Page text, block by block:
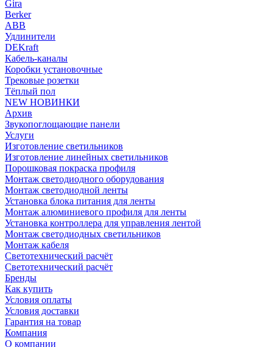
Gira
Berker
ABB
Удлинители
DEKraft
Кабель-каналы
Коробки установочные
Трековые розетки
Тёплый пол
NEW НОВИНКИ
Архив
Звукопоглощающие панели
Услуги
Изготовление светильников
Изготовление линейных светильников
Порошковая покраска профиля
Монтаж светодиодного оборудования
Монтаж светодиодной ленты
Установка блока питания для ленты
Монтаж алюминиевого профиля для ленты
Установка контроллера для управления лентой
Монтаж светодиодных светильников
Монтаж кабеля
Светотехнический расчёт
Светотехнический расчёт
Бренды
Как купить
Условия оплаты
Условия доставки
Гарантия на товар
Компания
О компании